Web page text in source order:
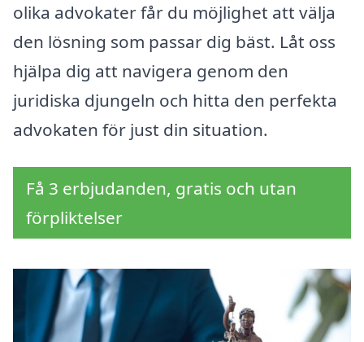
olika advokater får du möjlighet att välja
den lösning som passar dig bäst. Låt oss
hjälpa dig att navigera genom den
juridiska djungeln och hitta den perfekta
advokaten för just din situation.
Få 3 erbjudanden, gratis och utan
förpliktelser